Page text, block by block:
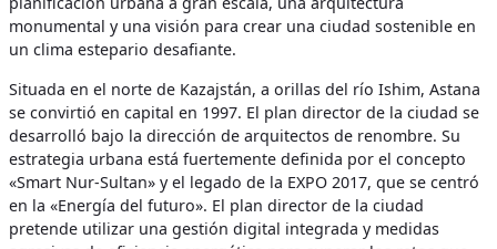
monumental y una visión para crear una ciudad sostenible en
un clima estepario desafiante.
Situada en el norte de Kazajstán, a orillas del río Ishim, Astana
se convirtió en capital en 1997. El plan director de la ciudad se
desarrolló bajo la dirección de arquitectos de renombre. Su
estrategia urbana está fuertemente definida por el concepto
«Smart Nur-Sultan» y el legado de la EXPO 2017, que se centró
en la «Energía del futuro». El plan director de la ciudad
pretende utilizar una gestión digital integrada y medidas